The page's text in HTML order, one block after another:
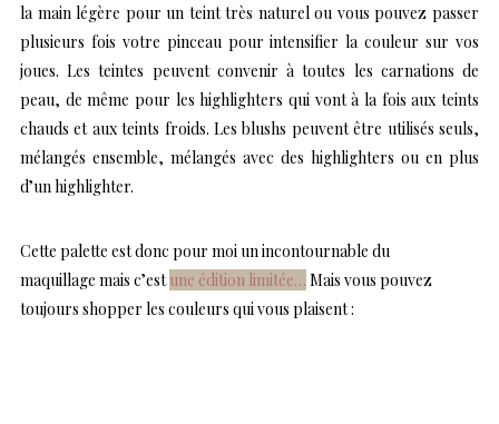
la main légère pour un teint très naturel ou vous pouvez passer
plusieurs fois votre pinceau pour intensifier la couleur sur vos
joues. Les teintes peuvent convenir à toutes les carnations de
peau, de même pour les highlighters qui vont à la fois aux teints
chauds et aux teints froids. Les blushs peuvent être utilisés seuls,
mélangés ensemble, mélangés avec des highlighters ou en plus
d’un highlighter.
Cette palette est donc pour moi un incontournable du
maquillage mais c’est une édition limitée… Mais vous pouvez
toujours shopper les couleurs qui vous plaisent :